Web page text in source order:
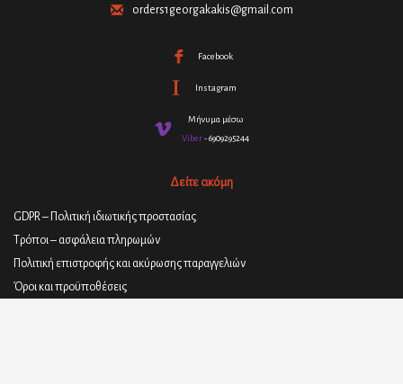
orders1georgakakis@gmail.com
Facebook
Instagram
Μήνυμα μέσω
Viber- 6909295244
Δείτε ακόμη
GDPR – Πολιτική ιδιωτικής προστασίας
Τρόποι – ασφάλεια πληρωμών
Πολιτική επιστροφής και ακύρωσης παραγγελιών
Όροι και προϋποθέσεις